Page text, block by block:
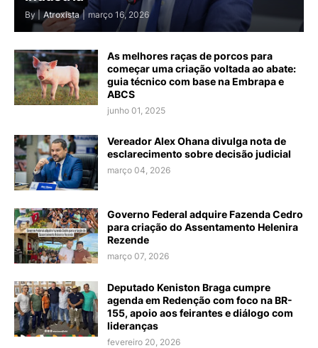
By | Atroxista | março 16, 2026
As melhores raças de porcos para
começar uma criação voltada ao abate:
guia técnico com base na Embrapa e
ABCS
junho 01, 2025
Vereador Alex Ohana divulga nota de
esclarecimento sobre decisão judicial
março 04, 2026
Governo Federal adquire Fazenda Cedro
para criação do Assentamento Helenira
Rezende
março 07, 2026
Deputado Keniston Braga cumpre
agenda em Redenção com foco na BR-
155, apoio aos feirantes e diálogo com
lideranças
fevereiro 20, 2026